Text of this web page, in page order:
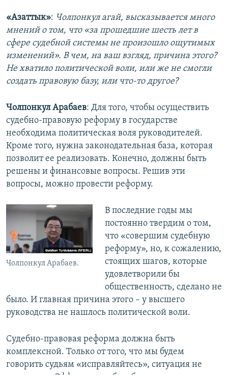
«Азаттык»: Чолпонкул агай, высказывается много
мнений о том, что «за прошедшие шесть лет в
сфере судебной системы не произошло ощутимых
изменений». В чем, на ваш взгляд, причина этого?
Не хватило политической воли, или же не смогли
создать правовую базу, или что-то другое?
Чолпонкул Арабаев: Для того, чтобы осуществить
судебно-правовую реформу в государстве
необходима политическая воля руководителей.
Кроме того, нужна законодательная база, которая
позволит ее реализовать. Конечно, должны быть
решены и финансовые вопросы. Решив эти
вопросы, можно провести реформу.
Чолпонкул Арабаев.
В последние годы мы
постоянно твердим о том,
что «совершим судебную
реформу», но, к сожалению,
стоящих шагов, которые
удовлетворили бы
общественность, сделано не
было. И главная причина этого – у высшего
руководства не нашлось политической воли.
Судебно-правовая реформа должна быть
комплексной. Только от того, что мы будем
говорить судьям «исправляйтесь», ситуация не